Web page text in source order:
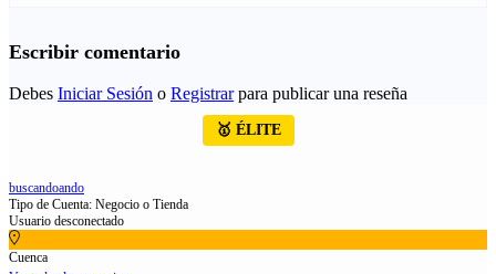
Escribir comentario
Debes Iniciar Sesión o Registrarpara publicar una reseña
🥇 ÉLITE
buscandoando
Tipo de Cuenta: Negocio o Tienda
Usuario desconectado
Cuenca